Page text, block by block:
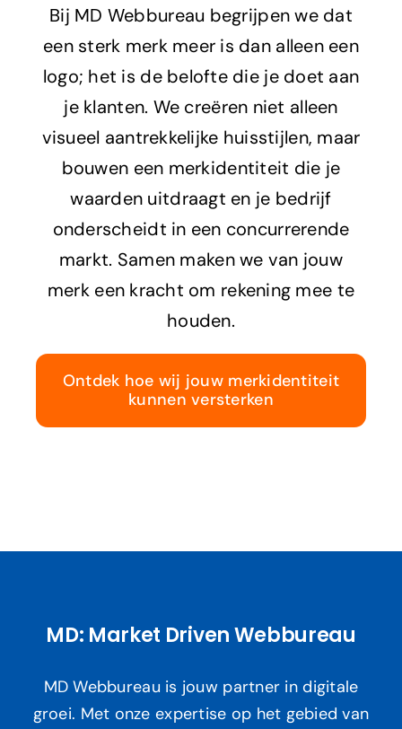
Bij MD Webbureau begrijpen we dat
een sterk merk meer is dan alleen een
logo; het is de belofte die je doet aan
je klanten. We creëren niet alleen
visueel aantrekkelijke huisstijlen, maar
bouwen een merkidentiteit die je
waarden uitdraagt en je bedrijf
onderscheidt in een concurrerende
markt. Samen maken we van jouw
merk een kracht om rekening mee te
houden.
Ontdek hoe wij jouw merkidentiteit
kunnen versterken
MD: Market Driven Webbureau
MD Webbureau is jouw partner in digitale
groei. Met onze expertise op het gebied van